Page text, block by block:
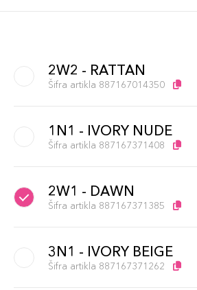
2W2 - RATTAN
Šifra artikla 887167014350
1N1 - IVORY NUDE
Šifra artikla 887167371408
2W1 - DAWN
Šifra artikla 887167371385
3N1 - IVORY BEIGE
Šifra artikla 887167371262